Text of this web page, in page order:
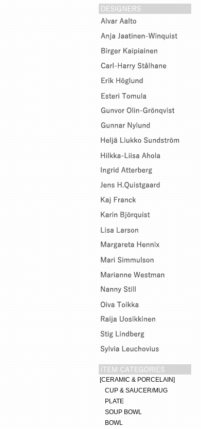
[CERAMIC & PORCELAIN]
CUP & SAUCER/MUG
PLATE
SOUP BOWL
BOWL